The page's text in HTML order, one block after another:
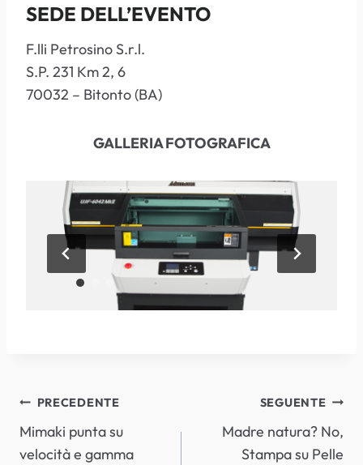
SEDE DELL’EVENTO
F.lli Petrosino S.r.l.
S.P. 231 Km 2, 6
70032 – Bitonto (BA)
GALLERIA FOTOGRAFICA
NAVIGAZIONE
ARTICOLI
PRECEDENTE
Mimaki punta su
velocità e gamma
SEGUENTE
Madre natura? No,
Stampa su Pelle